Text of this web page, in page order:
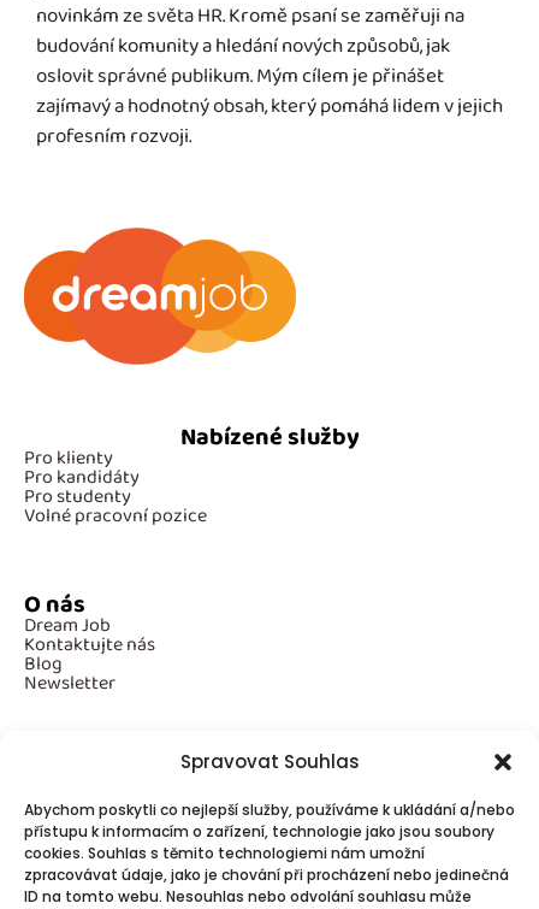
Spravovat Souhlas
Abychom poskytli co nejlepší služby, používáme k ukládání a/nebo
přístupu k informacím o zařízení, technologie jako jsou soubory
cookies. Souhlas s těmito technologiemi nám umožní
zpracovávat údaje, jako je chování při procházení nebo jedinečná
ID na tomto webu. Nesouhlas nebo odvolání souhlasu může
novinkám ze světa HR. Kromě psaní se zaměřuji na
budování komunity a hledání nových způsobů, jak
oslovit správné publikum. Mým cílem je přinášet
zajímavý a hodnotný obsah, který pomáhá lidem v jejich
profesním rozvoji.
Nabízené služby
Pro klienty
Pro kandidáty
Pro studenty
Volné pracovní pozice
O nás
Dream Job
Kontaktujte nás
Blog
Newsletter
Povinné informace
GDPR
Cookies